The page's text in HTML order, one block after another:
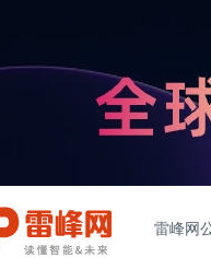
雷峰网